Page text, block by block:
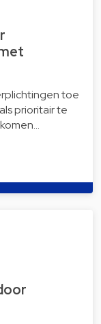
toe
prioritair te